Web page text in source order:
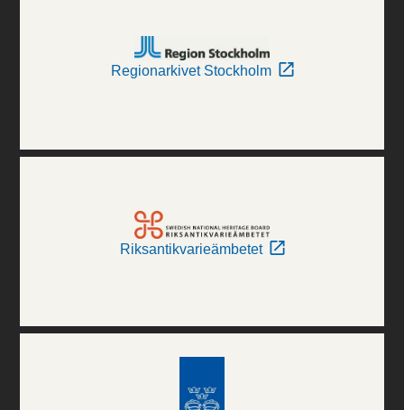
Regionarkivet Stockholm
Riksantikvarieämbetet